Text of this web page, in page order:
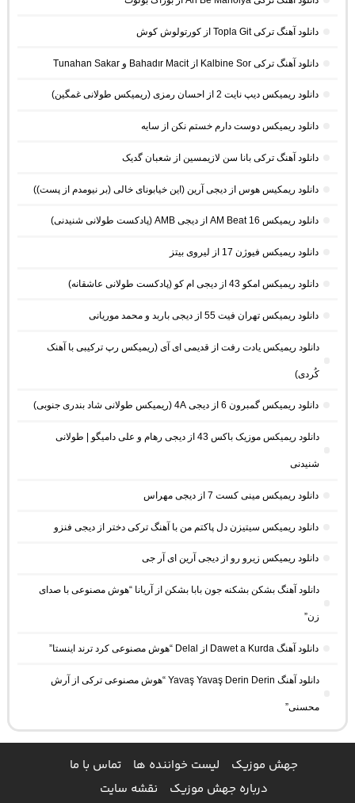
دانلود آهنگ ترکی Topla Git از کورتولوش کوش
دانلود آهنگ ترکی Kalbine Sor از Bahadır Macit و Tunahan Sakar
دانلود ریمیکس دیپ نایت 2 از احسان رمزی (ریمیکس طولانی غمگین)
دانلود ریمیکس دوست دارم خستم نکن از سایه
دانلود آهنگ ترکی بانا سن لازیمسین از شعبان گدیک
دانلود ریمکیس هوس از دیجی آرین (این خیابونای خالی (بر نیومدم از پست))
دانلود ریمیکس AM Beat 16 از دیجی AMB (پادکست طولانی شنیدنی)
دانلود ریمیکس فیوژن 17 از لیروی بیتز
دانلود ریمیکس امکو 43 از دیجی ام کو (پادکست طولانی عاشقانه)
دانلود ریمیکس تهران فیت 55 از دیجی باربد و محمد موریانی
دانلود ریمیکس یادت رفت از قدیمی ای آی (ریمیکس رپ ترکیبی با آهنک
کُردی)
دانلود ریمیکس گمبرون 6 از دیجی 4A (ریمیکس طولانی شاد بندری جنوبی)
دانلود ریمیکس موزیک باکس 43 از دیجی رهام و علی دامیگو | طولانی
شنیدنی
دانلود ریمیکس مینی کست 7 از دیجی مهراس
دانلود ریمیکس سیتیزن دل پاکتم من با آهنگ ترکی دختر از دیجی فنزو
دانلود ریمیکس زیرو رو از دیجی آرین ای آر جی
دانلود آهنگ بشکن بشکنه جون بابا بشکن از آریانا “هوش مصنوعی با صدای
زن”
دانلود آهنگ Dawet a Kurda از Delal “هوش مصنوعی کرد ترند اینستا”
دانلود آهنگ Yavaş Yavaş Derin Derin “هوش مصنوعی ترکی از آرش
محسنی”
جهش موزیک لیست خواننده ها
تماس با ما
درباره جهش موزیک
نقشه سایت